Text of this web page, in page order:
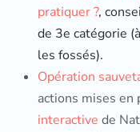
pratiquer ?,
de 3e catégorie
les fossés).
Opération
actions mises en
interactive de